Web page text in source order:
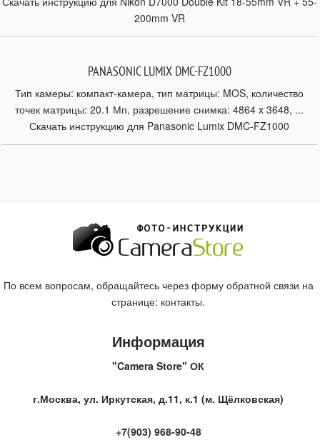
200mm VR
PANASONIC LUMIX DMC-FZ1000
Тип камеры: компакт-камера, тип матрицы: MOS, количество
точек матрицы: 20.1 Мп, разрешение снимка: 4864 x 3648, ...
Скачать инструкцию для Panasonic Lumix DMC-FZ1000
По всем вопросам, обращайтесь через форму обратной связи на
странице: контакты.
Информация
"Camera Store" ОК
г.Москва, ул. Иркутская, д.11, к.1 (м. Щёлковская)
+7(903) 968-90-48